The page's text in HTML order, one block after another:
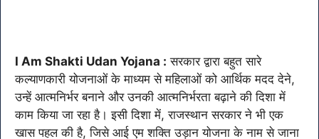
I Am Shakti Udan Yojana : सरकार द्वारा बहुत सारे
कल्याणकारी योजनाओं के माध्यम से महिलाओं को आर्थिक मदद देने,
उन्हें आत्मनिर्भर बनाने और उनकी आत्मनिर्भरता बढ़ाने की दिशा में
काम किया जा रहा है। इसी दिशा में, राजस्थान सरकार ने भी एक
खास पहल की है, जिसे आई एम शक्ति उड़ान योजना के नाम से जाना